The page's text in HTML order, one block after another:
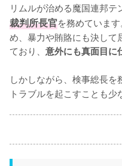
リムルが治める魔国連邦
裁判所長官を務めていま
め、暴力や賄賂にも決して
ており、 意外にも真面目に
しかしながら、検事総長を
トラブルを起こすことも少